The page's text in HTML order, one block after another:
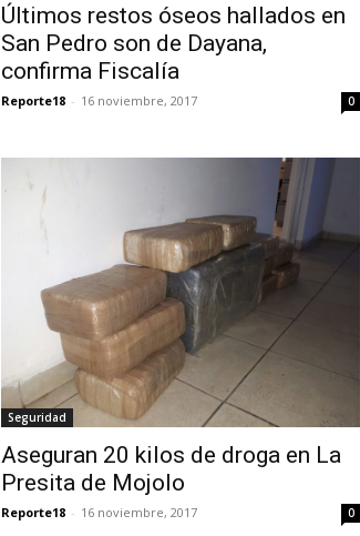
Últimos restos óseos hallados en
San Pedro son de Dayana,
confirma Fiscalía
Reporte18 - 16 noviembre, 2017 0
Seguridad
Aseguran 20 kilos de droga en La
Presita de Mojolo
Reporte18 - 16 noviembre, 2017 0